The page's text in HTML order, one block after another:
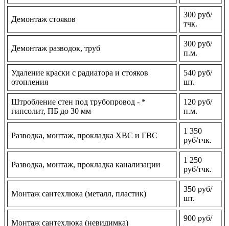
Демонтаж стояков
300 руб/
тчк.
Демонтаж разводок, труб
300 руб/
п.м.
Удаление краски с радиатора и стояков
отопления
540 руб/
шт.
Штробление стен под трубопровод - *
гипсолит, ПБ до 30 мм
120 руб/
п.м.
Разводка, монтаж, прокладка ХВС и ГВС
1 350
руб/тчк.
Разводка, монтаж, прокладка канализации
1 250
руб/тчк.
Монтаж сантехлюка (металл, пластик)
350 руб/
шт.
Монтаж сантехлюка (невидимка)
900 руб/